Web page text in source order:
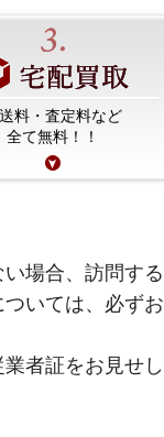
料・査定料など
全て無料！！
場合、訪問する
いては、必ずお
者証をお見せし